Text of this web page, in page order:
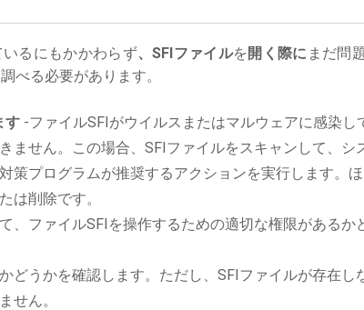
るにもかかわらず、SFIファイルを 開く際に まだ問
べる必要があります。
す -ファイルSFIがウイルスまたはマルウェアに感染し
ません。この場合、SFIファイルをスキャンして、シ
策プログラムが推奨するアクションを実行します。ほ
は削除です。
、ファイルSFIを操作するための適切な権限があるか
どうかを確認します。ただし、SFIファイルが存在し
せん。